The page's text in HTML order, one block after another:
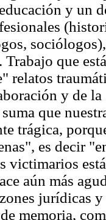
y un
que
relatos
y de
que
trágica,
es decir
victimarios
aún más
jurídicas
memoria,